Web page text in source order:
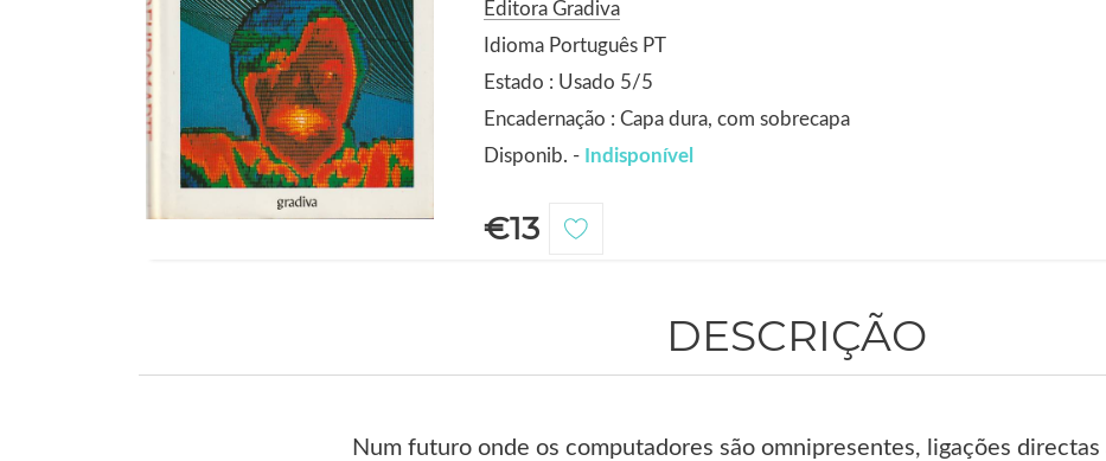
Editora Gradiva
Idioma Português PT
Estado : Usado 5/5
Encadernação : Capa dura, com sobrecapa
Disponib. - Indisponível
€13
DESCRIÇÃO
Num futuro onde os computadores são omnipresentes, ligações